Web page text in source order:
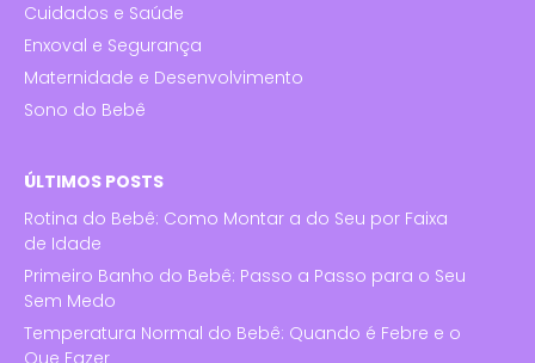
Cuidados e Saúde
Enxoval e Segurança
Maternidade e Desenvolvimento
Sono do Bebê
ÚLTIMOS POSTS
Rotina do Bebê: Como Montar a do Seu por Faixa
de Idade
Primeiro Banho do Bebê: Passo a Passo para o Seu
Sem Medo
Temperatura Normal do Bebê: Quando é Febre e o